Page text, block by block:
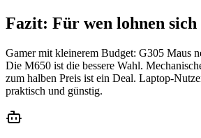
Fazit: Für wen lohnen sich
Gamer mit kleinerem Budget: G305 Maus
Die M650 ist die bessere Wahl.
zum halben Preis ist ein Deal. Laptop-
praktisch und günstig.